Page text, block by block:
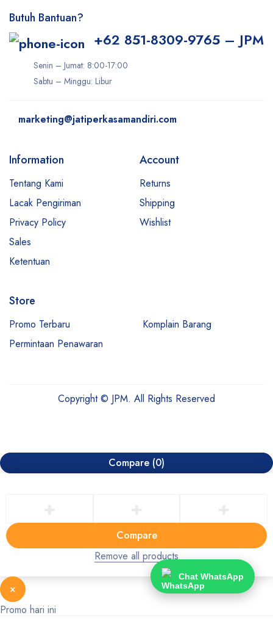
Butuh Bantuan?
+62 851-8309-9765 – JPM
Senin – Jumat: 8:00-17:00
Sabtu – Minggu: Libur
marketing@jatiperkasamandiri.com
Information
Tentang Kami
Lacak Pengiriman
Privacy Policy
Sales
Ketentuan
Account
Returns
Shipping
Wishlist
Store
Promo Terbaru
Komplain Barang
Permintaan Penawaran
Copyright © JPM. All Rights Reserved
Compare (0)
Compare
Remove all products
×
Promo hari ini
Chat WhatsApp